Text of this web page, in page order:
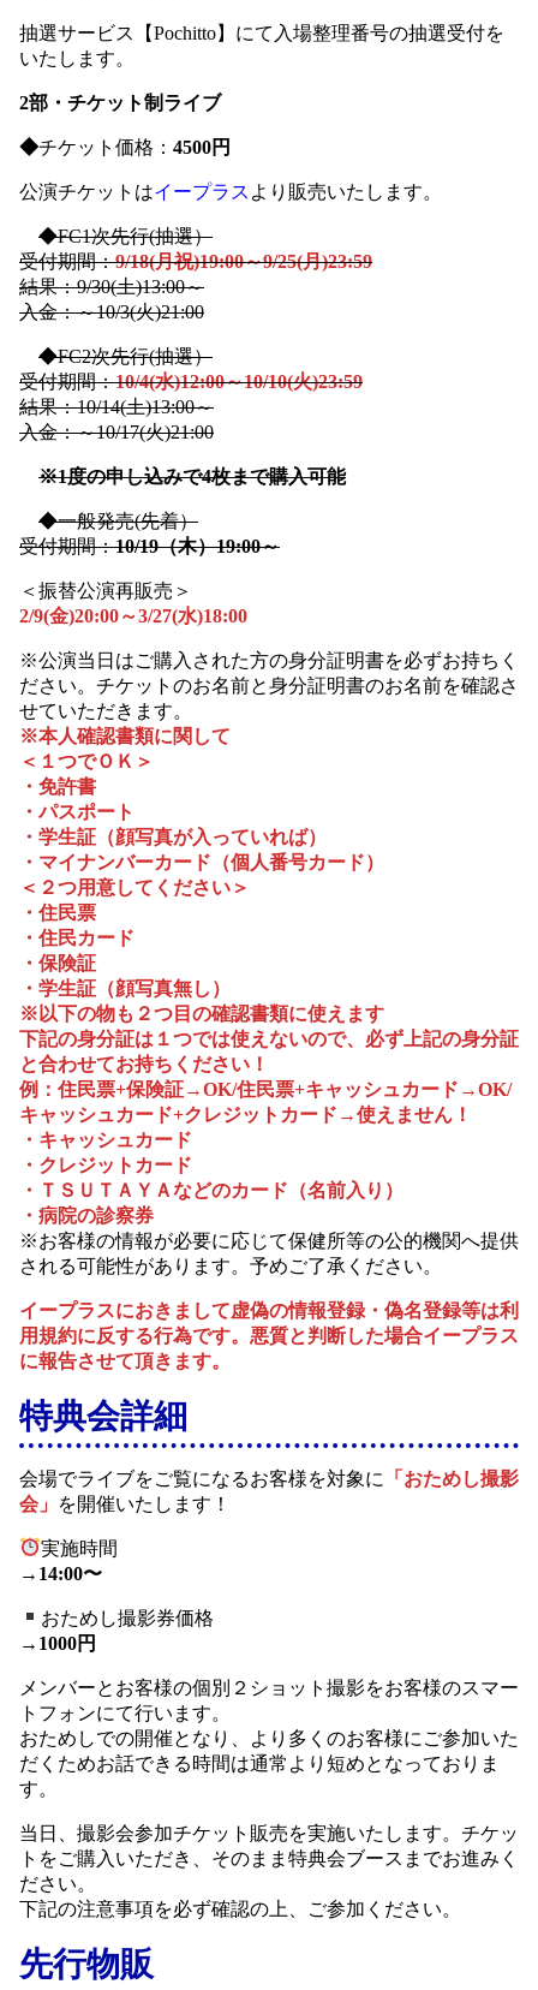
抽選サービス【Pochitto】にて入場整理番号の抽選受付を
いたします。
2部・チケット制ライブ
◆チケット価格： 4500円
公演チケットはイープラス より販売いたします。
◆FC1次先行(抽選）
受付期間：9/18(月祝)19:00～9/25(月)23:59
結果：9/30(土)13:00～
入金：～10/3(火)21:00
◆FC2次先行(抽選）
受付期間：10/4(水)12:00～10/10(火)23:59
結果：10/14(土)13:00～
入金：～10/17(火)21:00
※1度の申し込みで4枚まで購入可能
◆一般発売(先着）
受付期間：10/19（木）19:00～
＜振替公演再販売＞
2/9(金)20:00～3/27(水)18:00
※公演当日はご購入された方の身分証明書を必ずお持ちく
ださい。チケットのお名前と身分証明書のお名前を確認さ
せていただきます。
※本人確認書類に関して
＜１つでＯＫ＞
・免許書
・パスポート
・学生証（顔写真が入っていれば）
・マイナンバーカード（個人番号カード）
＜２つ用意してください＞
・住民票
・住民カード
・保険証
・学生証（顔写真無し）
※以下の物も２つ目の確認書類に使えます
下記の身分証は１つでは使えないので、必ず上記の身分証
と合わせてお持ちください！
例：住民票+保険証→OK/住民票+キャッシュカード→OK/
キャッシュカード+クレジットカード→使えません！
・キャッシュカード
・クレジットカード
・ＴＳＵＴＡＹＡなどのカード（名前入り）
・病院の診察券
※お客様の情報が必要に応じて保健所等の公的機関へ提供
される可能性があります。予めご了承ください。
イープラスにおきまして虚偽の情報登録・偽名登録等は利
用規約に反する行為です。悪質と判断した場合イープラス
に報告させて頂きます。
特典会詳細
会場でライブをご覧になるお客様を対象に
「おためし撮影
会」
を開催いたします！
実施時間
→ 14:00〜
おためし撮影券価格
→ 1000円
メンバーとお客様の個別２ショット撮影をお客様のスマー
トフォンにて行います。
おためしでの開催となり、より多くのお客様にご参加いた
だくためお話できる時間は通常より短めとなっておりま
す。
当日、撮影会参加チケット販売を実施いたします。チケッ
トをご購入いただき、そのまま特典会ブースまでお進みく
ださい。
下記の注意事項を必ず確認の上、ご参加ください。
先行物販